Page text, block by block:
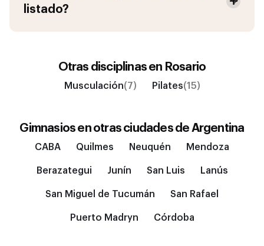
listado?
Otras disciplinas en Rosario
Musculación(7) Pilates(15)
Gimnasios en otras ciudades de Argentina
CABA Quilmes Neuquén Mendoza
Berazategui Junín San Luis Lanús
San Miguel de Tucumán San Rafael
Puerto Madryn Córdoba